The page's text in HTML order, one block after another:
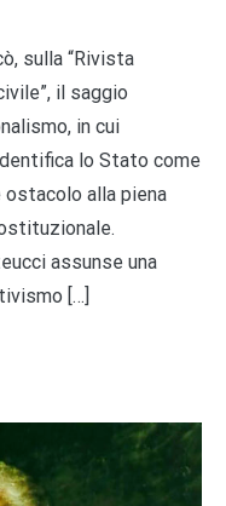
sulla “Rivista
il saggio
in cui
lo Stato come
alla piena
assunse una
[…]